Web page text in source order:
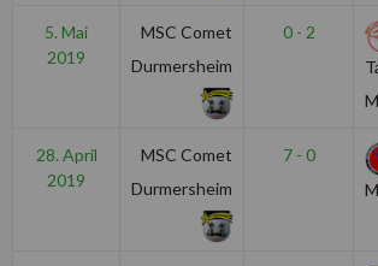
5. Mai
2019
MSC Comet
Durmersheim
0 - 2
28. April
2019
MSC Comet
Durmersheim
7 - 0